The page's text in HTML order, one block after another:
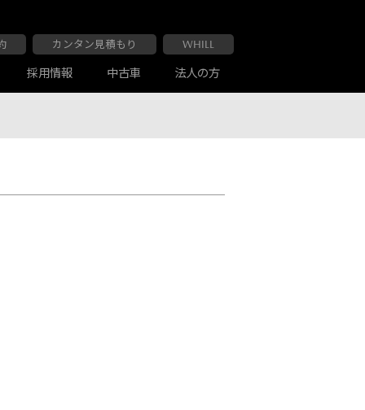
カンタン見積もり WHILL
採用情報 中古車 法人の方